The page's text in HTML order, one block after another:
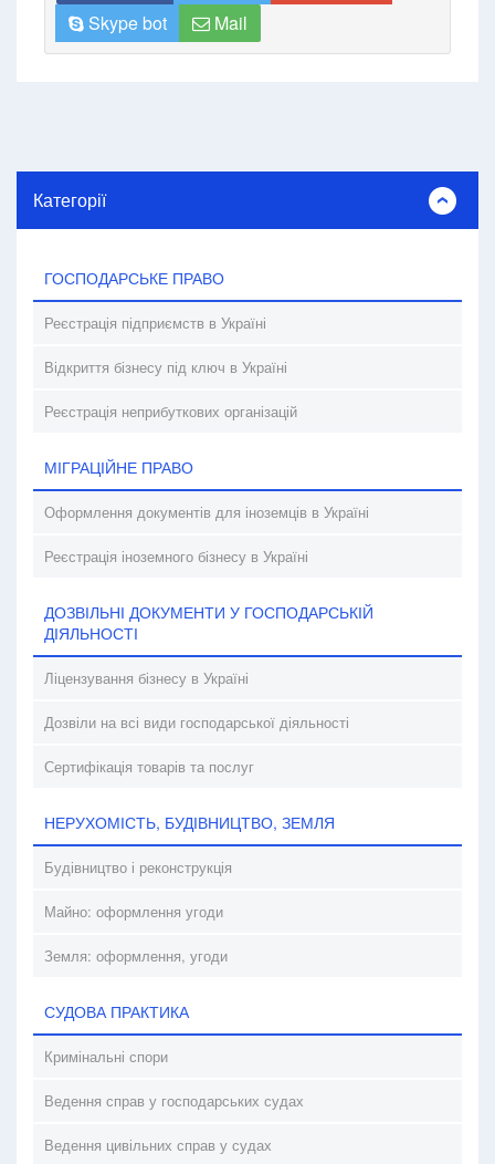
Skype bot
Mail
Категорії
ГОСПОДАРСЬКЕ ПРАВО
Реєстрація підприємств в Україні
Відкриття бізнесу під ключ в Україні
Реєстрація неприбуткових організацій
МІГРАЦІЙНЕ ПРАВО
Оформлення документів для іноземців в Україні
Реєстрація іноземного бізнесу в Україні
ДОЗВІЛЬНІ ДОКУМЕНТИ У ГОСПОДАРСЬКІЙ
ДІЯЛЬНОСТІ
Ліцензування бізнесу в Україні
Дозвіли на всі види господарської діяльності
Сертифікація товарів та послуг
НЕРУХОМІСТЬ, БУДІВНИЦТВО, ЗЕМЛЯ
Будівництво і реконструкція
Майно: оформлення угоди
Земля: оформлення, угоди
СУДОВА ПРАКТИКА
Кримінальні спори
Ведення справ у господарських судах
Ведення цивільних справ у судах